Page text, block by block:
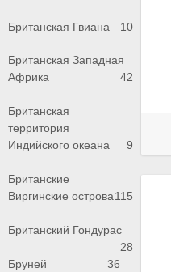
Британская Гвиана 10
Британская Западная
Африка
42
Британская
территория
Индийского океана
9
Британские
Виргинские острова115
Британский Гондурас
28
Бруней
36